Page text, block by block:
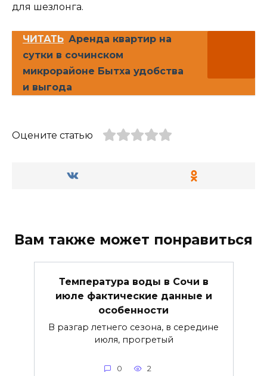
для шезлонга.
ЧИТАТЬ Аренда квартир на
сутки в сочинском
микрорайоне Бытха удобства
и выгода
Оцените статью
Вам также может понравиться
Температура воды в Сочи в
июле фактические данные и
особенности
В разгар летнего сезона, в середине
июля, прогретый
0 2